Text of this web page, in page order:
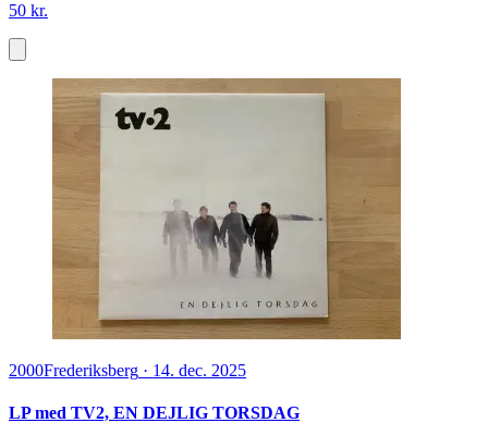
50 kr.
2000Frederiksberg · 14. dec. 2025
LP med TV2, EN DEJLIG TORSDAG